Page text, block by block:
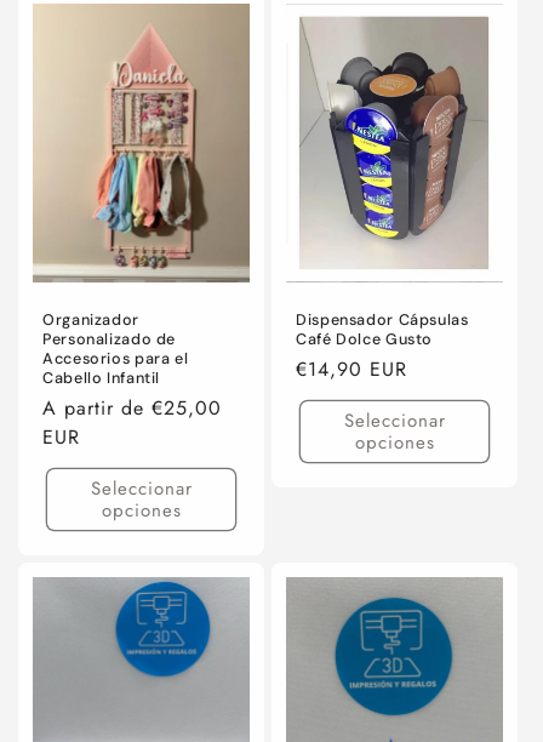
Organizador
Personalizado de
Accesorios para el
Cabello Infantil
Precio
habitual
A partir de €25,00
EUR
Seleccionar
opciones
Dispensador Cápsulas
Café Dolce Gusto
Precio
habitual
€14,90 EUR
Seleccionar
opciones